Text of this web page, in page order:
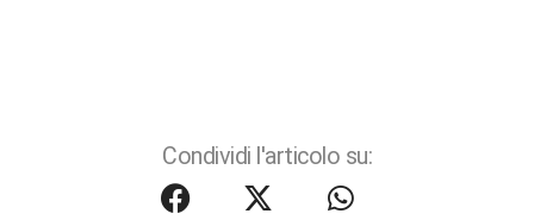
Condividi l'articolo su: